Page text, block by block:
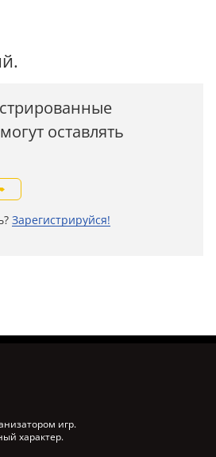
оставлять
Зарегистрируйся!
игр.
характер.